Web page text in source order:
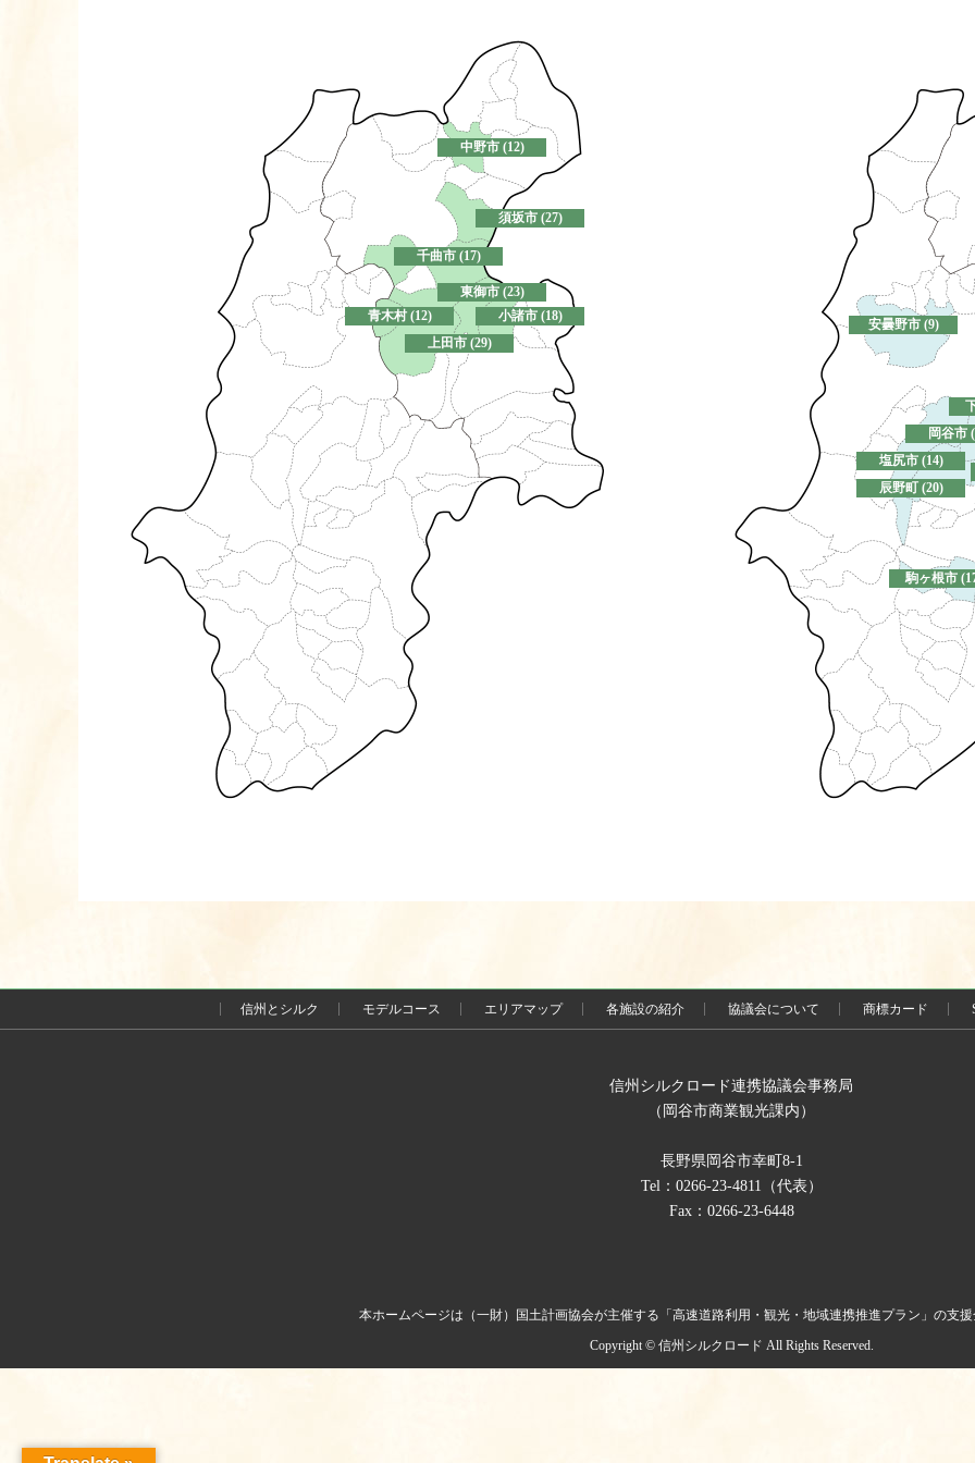
青木村 (12)
上田市 (29)
小諸市 (18)
須坂市 (27)
千曲市 (17)
東御市 (23)
中野市 (12)
安曇野市 (9)
岡谷市
駒ヶ根市
塩尻市 (14)
辰野町 (20)
信州とシルク モデルコース エリアマップ 各施設の紹介 協議会について 商標カード
信州シルクロード連携協議会事務局
（岡谷市商業観光課内）
長野県岡谷市幸町8-1
Tel：0266-23-4811（代表）
Fax：0266-23-6448
本ホームページは（一財）国土計画協会が主催する「高速道路利用・観光・地域連携推進プラン」の支
Copyright © 信州シルクロード All Rights Reserved.